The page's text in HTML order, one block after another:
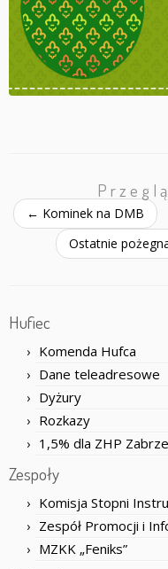
← Kominek na DMB
Ostatnie
Hufiec
Komenda Hufca
Dane teleadresowe
Dyżury
Rozkazy
1,5% dla ZHP Zabrze
Zespoły
Komisja Stopni
Zespół Promocji i
MZKK „Feniks”